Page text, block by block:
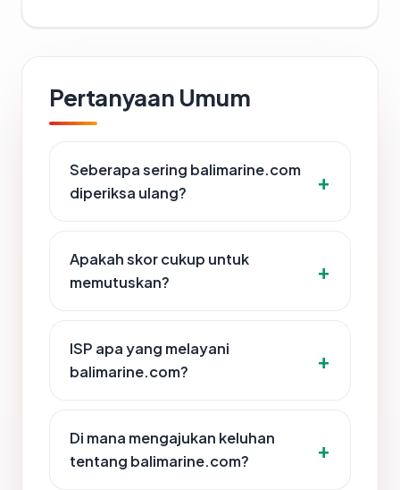
Pertanyaan Umum
Seberapa sering balimarine.com
diperiksa ulang?
Apakah skor cukup untuk
memutuskan?
ISP apa yang melayani
balimarine.com?
Di mana mengajukan keluhan
tentang balimarine.com?